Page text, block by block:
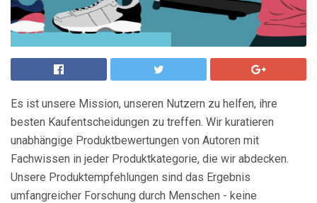
Es ist unsere Mission, unseren Nutzern zu helfen, ihre
besten Kaufentscheidungen zu treffen. Wir kuratieren
unabhängige Produktbewertungen von Autoren mit
Fachwissen in jeder Produktkategorie, die wir abdecken.
Unsere Produktempfehlungen sind das Ergebnis
umfangreicher Forschung durch Menschen - keine